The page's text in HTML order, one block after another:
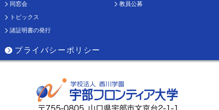
同窓会
トピックス
諸証明書の発行
教員公募
プライバシーポリシー